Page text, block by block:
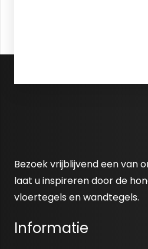
Bezoek vrijblijvend een van
laat u inspireren door de
vloertegels en wandtegels.
Informatie